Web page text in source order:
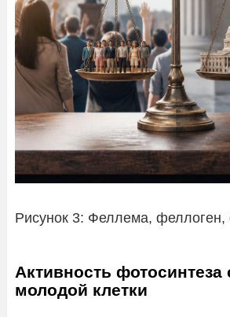
Рисунок 3: Феллема,
Активность фотосинтеза
молодой клетки